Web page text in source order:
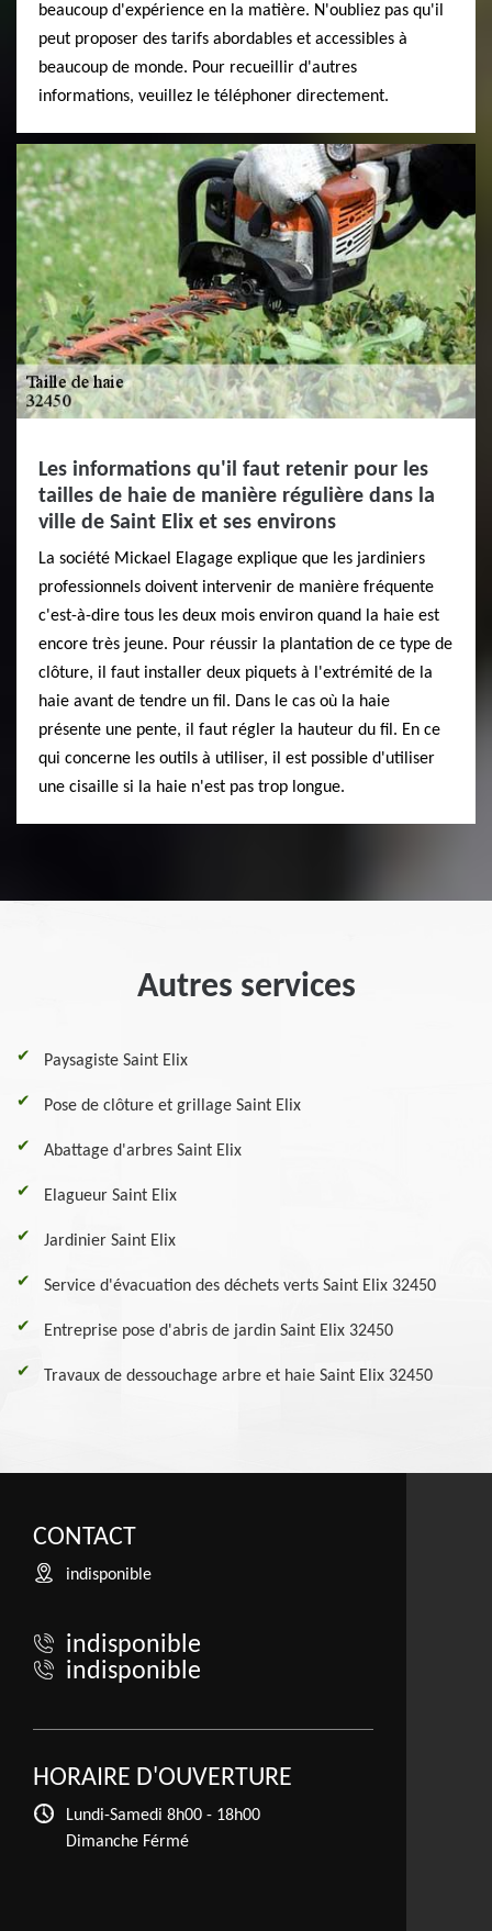
beaucoup d'expérience en la matière. N'oubliez pas qu'il
peut proposer des tarifs abordables et accessibles à
beaucoup de monde. Pour recueillir d'autres
informations, veuillez le téléphoner directement.
Les informations qu'il faut retenir pour les
tailles de haie de manière régulière dans la
ville de Saint Elix et ses environs
La société Mickael Elagage explique que les jardiniers
professionnels doivent intervenir de manière fréquente
c'est-à-dire tous les deux mois environ quand la haie est
encore très jeune. Pour réussir la plantation de ce type de
clôture, il faut installer deux piquets à l'extrémité de la
haie avant de tendre un fil. Dans le cas où la haie
présente une pente, il faut régler la hauteur du fil. En ce
qui concerne les outils à utiliser, il est possible d'utiliser
une cisaille si la haie n'est pas trop longue.
Autres services
Paysagiste Saint Elix
Pose de clôture et grillage Saint Elix
Abattage d'arbres Saint Elix
Elagueur Saint Elix
Jardinier Saint Elix
Service d'évacuation des déchets verts Saint Elix 32450
Entreprise pose d'abris de jardin Saint Elix 32450
Travaux de dessouchage arbre et haie Saint Elix 32450
CONTACT
indisponible
indisponible
indisponible
HORAIRE D'OUVERTURE
Lundi-Samedi 8h00 - 18h00
Dimanche Férmé